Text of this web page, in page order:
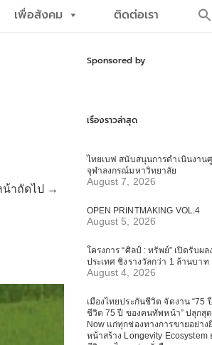
เพื่อสังคม ติดต่อเรา
น้าถัดไป →
Sponsored by
เรื่องราวล่าสุด
ไทยเบฟ สนับสนุนการดำเนินงาน
จุฬาลงกรณ์มหาวิทยาลัย
August 7, 2026
OPEN PRINTMAKING VOL.4
August 5, 2026
โครงการ “ศิลป์ : ทรัพย์” เปิดรับผ
ประเทศ ชิงรางวัลกว่า 1 ล้านบาท
August 4, 2026
เมืองไทยประกันชีวิต จัดงาน “75
ชีวิต 75 ปี ของคนทัพหน้า” ปลุกสุ
Now แก่ทุกช่องทางการขายอย่า
หน้าสร้าง Longevity